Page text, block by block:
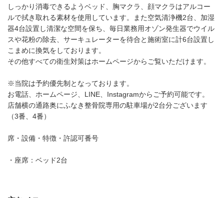
しっかり消毒できるようベッド、胸マクラ、顔マクラはアルコー
ルで拭き取れる素材を使用しています。また空気清浄機2台、加湿
器4台設置し清潔な空間を保ち、毎日業務用オゾン発生器でウイル
スや花粉の除去、サーキュレーターを待合と施術室に計6台設置し
こまめに換気をしております。
その他すべての衛生対策はホームページからご覧いただけます。
※当院は予約優先制となっております。
お電話、ホームページ、LINE、Instagramからご予約可能です。
店舗横の通路奥にふなき整骨院専用の駐車場が2台分ございます
（3番、4番）
席・設備・特徴・許認可番号
・座席：ベッド2台